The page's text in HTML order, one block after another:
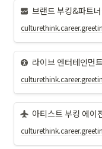
브랜드 부킹&파트
라이브 엔터테인먼
아티스트 부킹 에이